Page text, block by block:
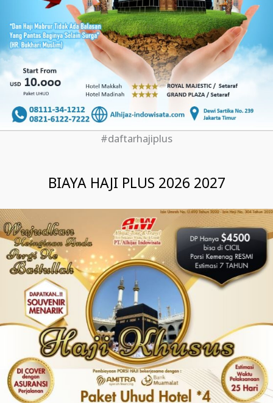
#daftarhajiplus
BIAYA HAJI PLUS 2026 2027